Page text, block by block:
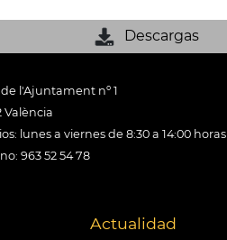
Descargas
l'Ajuntament nº 1
València
lunes a viernes de 8:30 a 14:00 horas
963 52 54 78
Actualidad